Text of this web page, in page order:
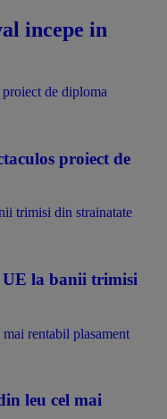
incepe in
de diploma
proiect de
trimisi din strainatate
la banii trimisi
rentabil plasament
leu cel mai